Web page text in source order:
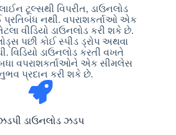
ટૂલ્સથી વિપરીત, ડાઉનલોડ
પ્રતિબંધ નથી. વપરાશકર્તાઓ એક
વીડિયો ડાઉનલોડ કરી શકે છે.
પછી કોઈ સ્પીડ ડ્રોપ અથવા
વિડિયો ડાઉનલોડ કરતી વખતે
બધા વપરાશકર્તાઓને એક સીમલેસ
પ્રદાન કરી શકે છે.
ડાઉનલોડ ઝડપ